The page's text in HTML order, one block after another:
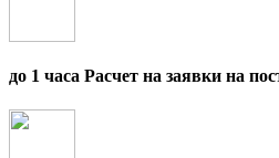
до 1 часа Расчет на заявки на